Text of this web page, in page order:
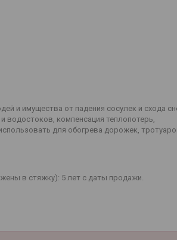
и имущества от падения сосулек и схода
водостоков, компенсация теплопотерь,
для обогрева дорожек,
в стяжку): 5 лет с даты продажи.